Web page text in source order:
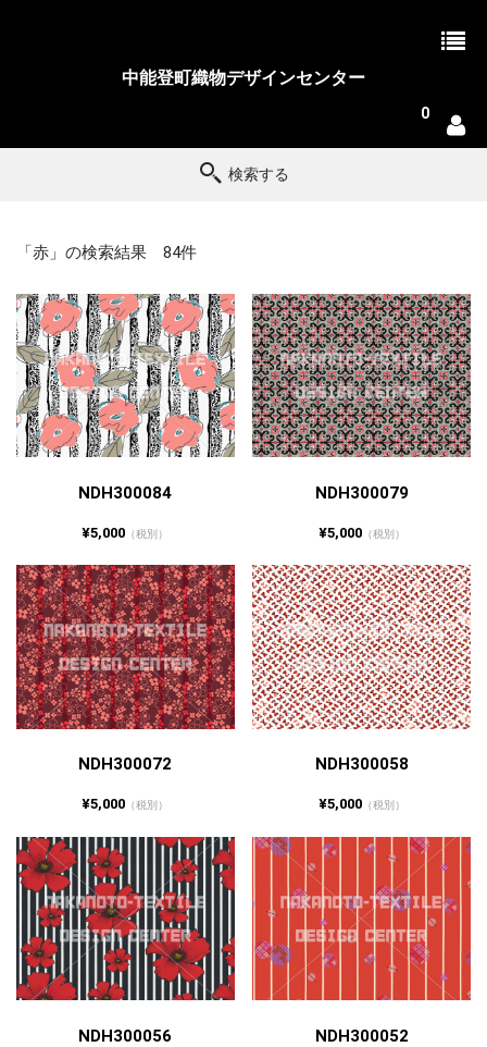
中能登町織物デザインセンター
0
検索する
「赤」の検索結果 84件
NDH300084
¥5,000 （税別）
NDH300079
¥5,000（税別）
NDH300072
¥5,000 （税別）
NDH300058
¥5,000（税別）
NDH300056 NDH300052